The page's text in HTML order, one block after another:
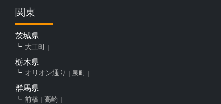
関東
茨城県
大工町
栃木県
オリオン通り 泉町
群馬県
前橋 高崎